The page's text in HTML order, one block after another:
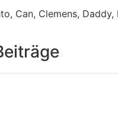
Can, Clemens,